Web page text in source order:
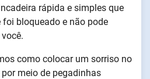
rápida e simples que
bloqueado e não pode
como colocar um sorriso no
meio de pegadinhas